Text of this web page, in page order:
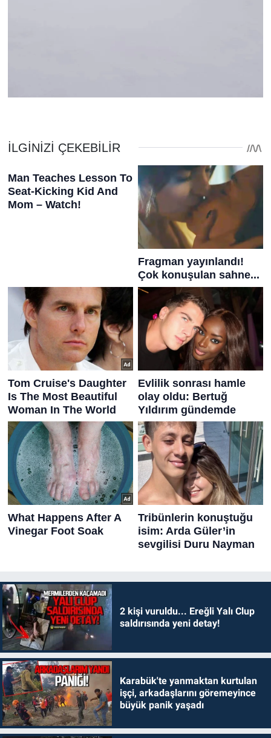
2 kişi vuruldu... Ereğli Yalı Clup
saldırısında yeni detay!
Karabük'te yanmaktan kurtulan
işçi, arkadaşlarını göremeyince
büyük panik yaşadı